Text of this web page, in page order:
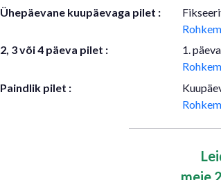
Ühepäevane kuupäevaga pilet :
2, 3 või 4 päeva pilet :
1.
Paindlik pilet :
meie